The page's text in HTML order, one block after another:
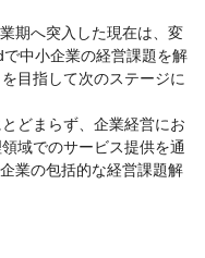
期へ突入した現在は、変
中小企業の経営課題を解
目指して次のステージに
どまらず、企業経営にお
域でのサービス提供を通
業の包括的な経営課題解